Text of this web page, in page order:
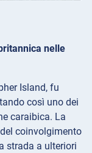
nelle
Island, fu
così uno dei
caraibica. La
coinvolgimento
strada a ulteriori